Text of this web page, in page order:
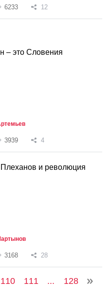
6233 12
– это Словения
3939 4
и революция
3168 28
110 111 ... 128